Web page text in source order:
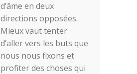
d’âme en deux
directions opposées.
Mieux vaut tenter
d’aller vers les buts que
nous nous fixons et
profiter des choses qui